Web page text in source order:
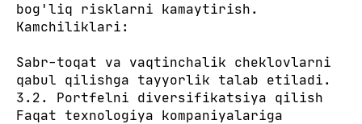
bog'liq risklarni kamaytirish.
Kamchiliklari:
Sabr-toqat va vaqtinchalik cheklovlarni
qabul qilishga tayyorlik talab etiladi.
3.2. Portfelni diversifikatsiya qilish
Faqat texnologiya kompaniyalariga